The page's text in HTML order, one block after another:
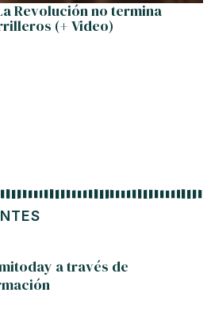
a través de
Revolución no termina
(+ Video)